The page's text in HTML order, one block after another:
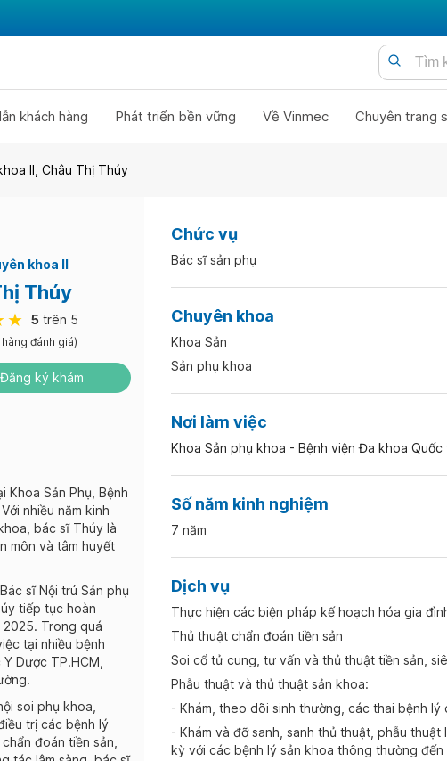
khách hàng Phát triển bền vững Về Vinmec Chuyên trang
II, Châu Thị Thúy
khoa II
Thúy
5 trên 5
đánh giá)
Đăng ký khám
Khoa Sản Phụ, Bệnh
nhiều năm kinh
bác sĩ Thúy là
môn và tâm huyết
sĩ Nội trú Sản phụ
tiếp tục hoàn
2025. Trong quá
tại nhiều bệnh
Dược TP.HCM,
soi phụ khoa,
trị các bệnh lý
đoán tiền sản,
Chức vụ
Bác sĩ sản phụ
Chuyên khoa
Khoa Sản
Sản phụ khoa
Nơi làm việc
Khoa Sản phụ khoa - Bệnh viện Đa khoa Quốc
Số năm kinh nghiệm
7 năm
Dịch vụ
Thực hiện các biện pháp kế hoạch hóa gia
Thủ thuật chẩn đoán tiền sản
Soi cổ tử cung, tư vấn và thủ thuật tiền sản,
Phẫu thuật và thủ thuật sản khoa:
- Khám, theo dõi sinh thường, các thai bệnh
- Khám và đỡ sanh, sanh thủ thuật, phẫu
kỳ với các bệnh lý sản khoa thông thường